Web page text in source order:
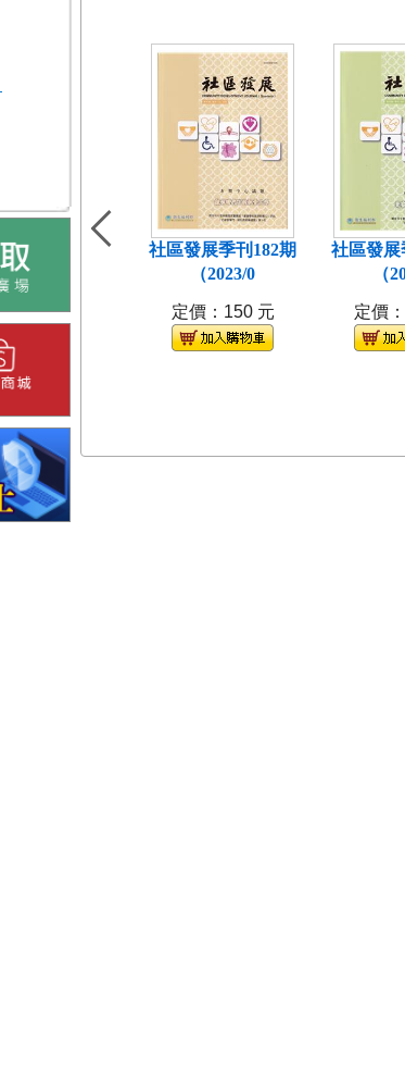
社區發展季刊182期
（2023/0
定價：150 元
社區發展
（
定價